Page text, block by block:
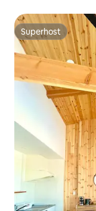
Kurohime-san.
Superhost
Superhost